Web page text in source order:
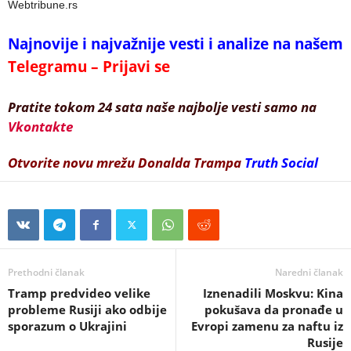
Webtribune.rs
Najnovije i najvažnije vesti i analize na našem
Telegramu – Prijavi se
Pratite tokom 24 sata naše najbolje vesti samo na
Vkontakte
Otvorite novu mrežu Donalda Trampa Truth Social
Prethodni članak
Tramp predvideo velike
probleme Rusiji ako odbije
sporazum o Ukrajini
Naredni članak
Iznenadili Moskvu: Kina
pokušava da pronađe u
Evropi zamenu za naftu iz
Rusije